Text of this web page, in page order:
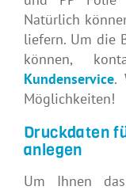
Natürlich
liefern. Um die
können,
Kundenservice.
Möglichkeiten!
Druckdaten
anlegen
Um Ihnen